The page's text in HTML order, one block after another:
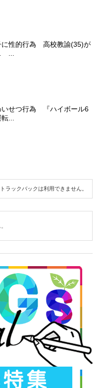
に性的行為 高校教諭(35)が
...
いせつ行為 『ハイボール6
...
トラックバックは利用できません。